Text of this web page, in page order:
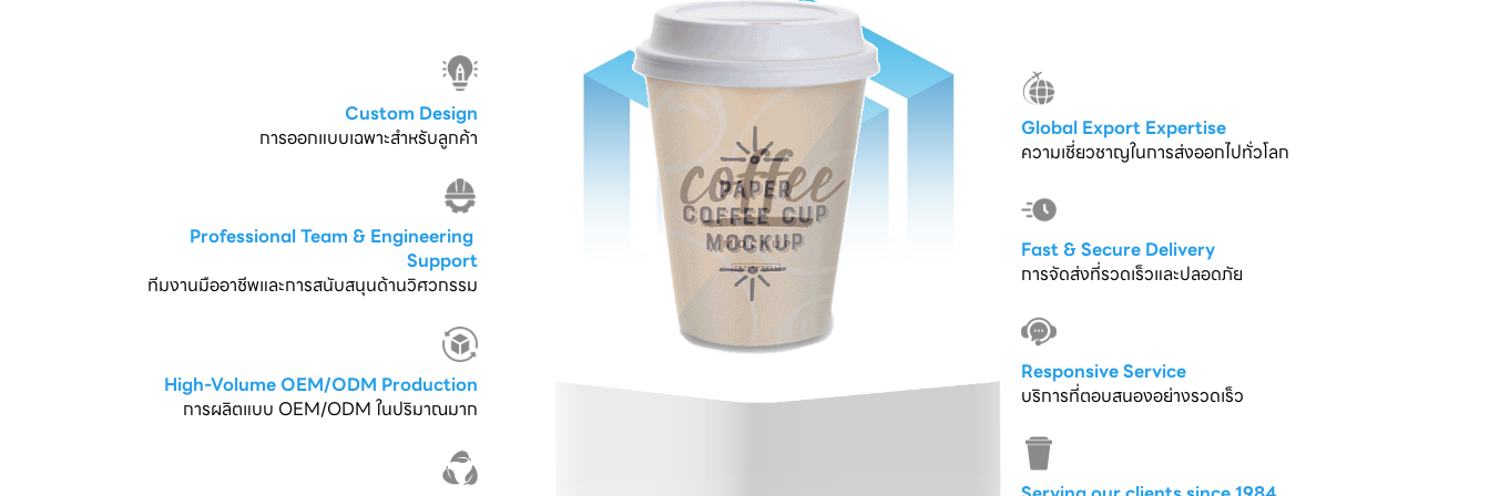
Custom Design
การออกแบบเฉพาะสำหรับลูกค้า
Professional Team & Engineering
Support
ทีมงานมืออาชีพและการสนับสนุนด้านวิศวกรรม
High-Volume OEM/ODM Production
การผลิตแบบ OEM/ODM ในปริมาณมาก
Global Export Expertise
ความเชี่ยวชาญในการส่งออกไปทั่วโลก
Fast & Secure Delivery
การจัดส่งที่รวดเร็วและปลอดภัย
Responsive Service
บริการที่ตอบสนองอย่างรวดเร็ว